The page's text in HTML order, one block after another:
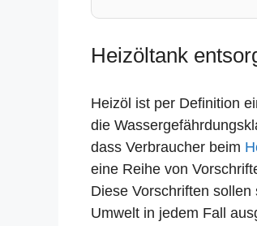
Heizöltank
Heizöl ist per Definition
die
dass Verbraucher beim
eine Reihe von
Diese Vorschriften
Umwelt in jedem Fall